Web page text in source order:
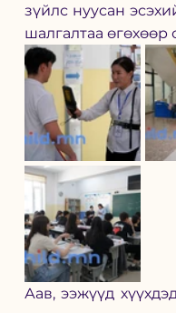
зүйлс нуусан
шалгалтаа өгөхөөр
Аав, ээжүүд